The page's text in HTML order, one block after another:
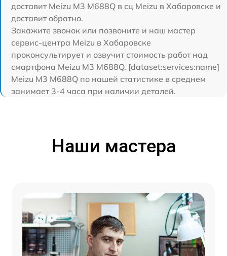
доставит Meizu M3 M688Q в сц Meizu в Хабаровске и
доставит обратно.
Закажите звонок или позвоните и наш мастер
сервис-центра Meizu в Хабаровске
проконсультирует и озвучит стоимость работ над
смартфона Meizu M3 M688Q. [dataset:services:name]
Meizu M3 M688Q по нашей статистике в среднем
занимает 3-4 часа при наличии деталей.
Наши мастера